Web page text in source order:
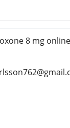
8 mg